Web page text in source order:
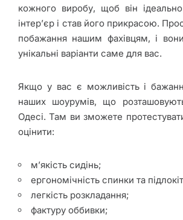
кожного виробу, щоб він
інтер’єр і став його прикрасою.
побажання нашим фахівцям, і
унікальні варіанти саме для вас.
Якщо у вас є можливість і
наших шоурумів, що
Одесі. Там ви зможете
оцінити:
м’якість сидінь;
ергономічність спинки та
легкість розкладання;
фактуру оббивки;